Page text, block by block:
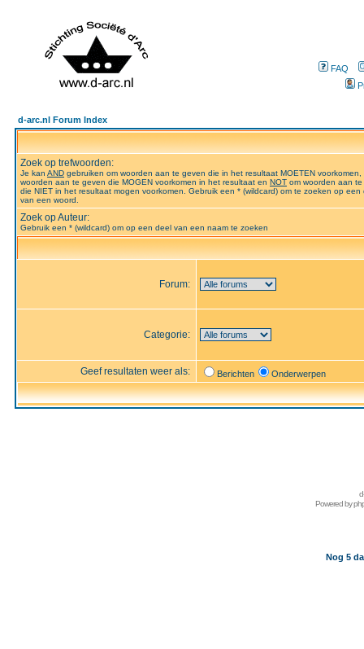
FAQ
d-arc.nl Forum Index
Zoek op trefwoorden:
Je kan AND gebruiken om woorden aan te geven die in het resultaat MOETEN voorkomen,
woorden aan te geven die MOGEN voorkomen in het resultaat en NOT om woorden aan
die NIET in het resultaat mogen voorkomen. Gebruik een * (wildcard) om te zoeken op een
van een woord.
Zoek op Auteur:
Gebruik een * (wildcard) om op een deel van een naam te zoeken
Forum:
Categorie:
Geef resultaten weer als: Berichten Onderwerpen
Powered by
Nog 5